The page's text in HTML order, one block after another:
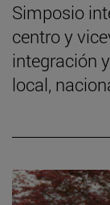
Simposio
centro y
integración
local,